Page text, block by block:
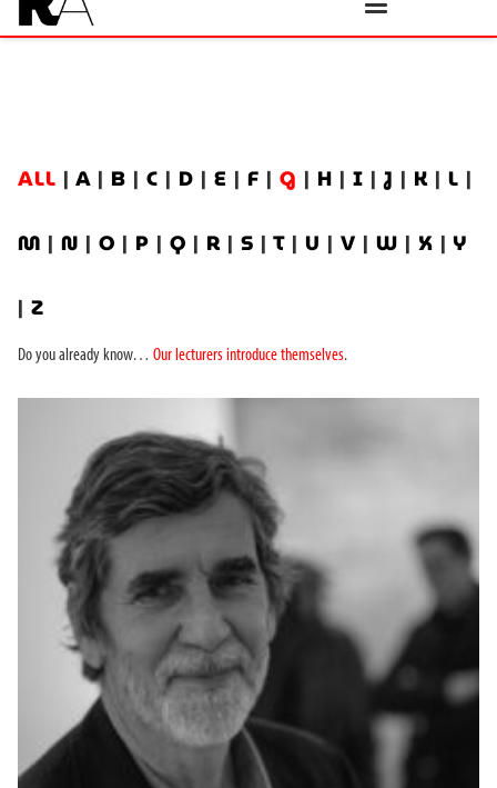
ALL | A | B | C | D | E | F | G | H | I |J | K | L |
M | N | O | P | Q | R | S | T | U | V | W | X | Y
| Z
Do you already know… Our lecturers introduce themselves.